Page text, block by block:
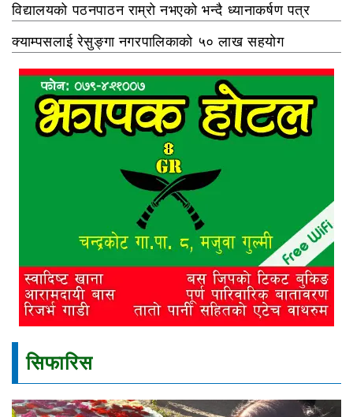
विद्यालयको पठनपाठन राम्रो नभएको भन्दै ध्यानाकर्षण पत्र
क्याम्पसलाई रेसुङ्गा नगरपालिकाको ५० लाख सहयोग
सिफारिस